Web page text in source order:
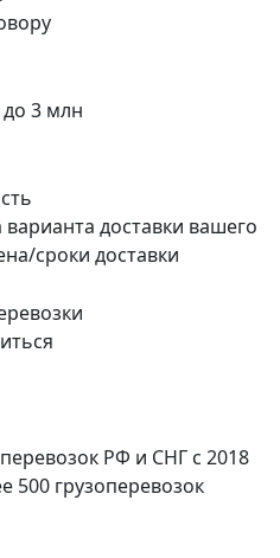
до 3 млн
доставки вашего
сроки доставки
РФ и СНГ с 2018
500 грузоперевозок